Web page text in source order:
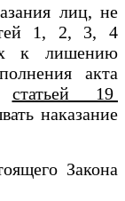
лиц, не
1, 2, 3, 4
к лишению
акта
статьей 19
наказание
Закона